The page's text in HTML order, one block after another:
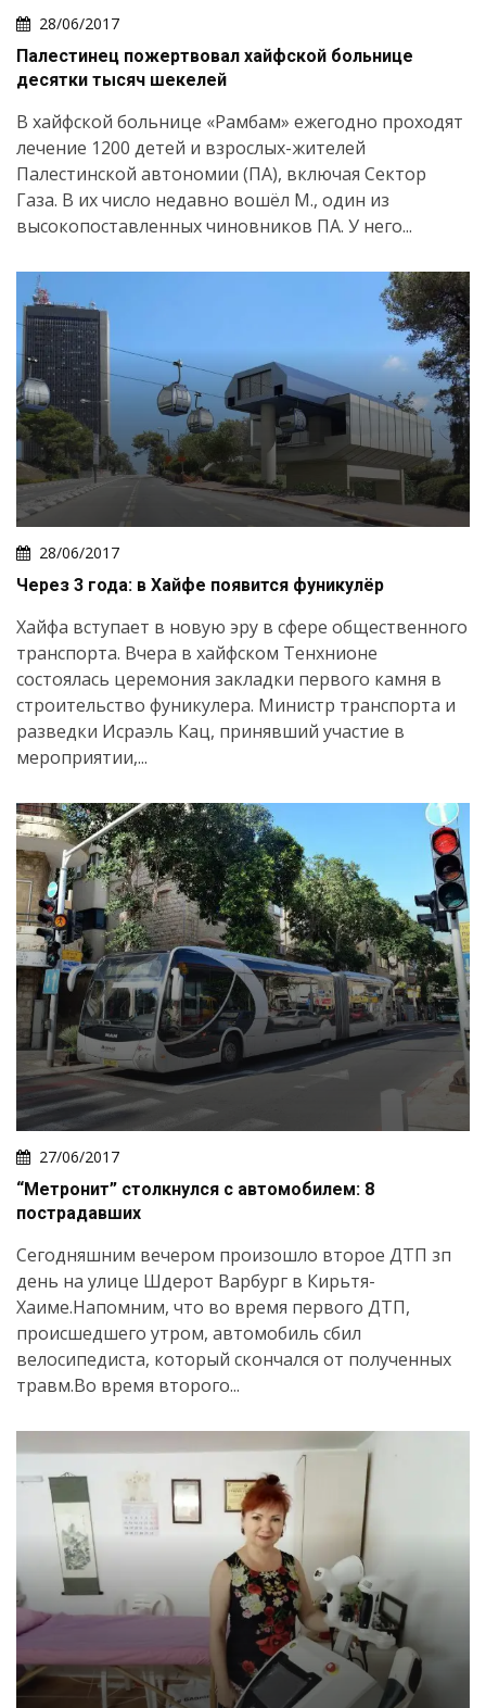
28/06/2017
Палестинец пожертвовал хайфской больнице
десятки тысяч шекелей
В хайфской больнице «Рамбам» ежегодно проходят
лечение 1200 детей и взрослых-жителей
Палестинской автономии (ПА), включая Сектор
Газа. В их число недавно вошёл М., один из
высокопоставленных чиновников ПА. У него...
28/06/2017
Через 3 года: в Хайфе появится фуникулёр
Хайфа вступает в новую эру в сфере общественного
транспорта. Вчера в хайфском Тенхнионе
состоялась церемония закладки первого камня в
строительство фуникулера. Министр транспорта и
разведки Исраэль Кац, принявший участие в
мероприятии,...
27/06/2017
“Метронит” столкнулся с автомобилем: 8
пострадавших
Сегодняшним вечером произошло второе ДТП зп
день на улице Шдерот Варбург в Кирьтя-
Хаиме.Напомним, что во время первого ДТП,
происшедшего утром, автомобиль сбил
велосипедиста, который скончался от полученных
травм.Во время второго...